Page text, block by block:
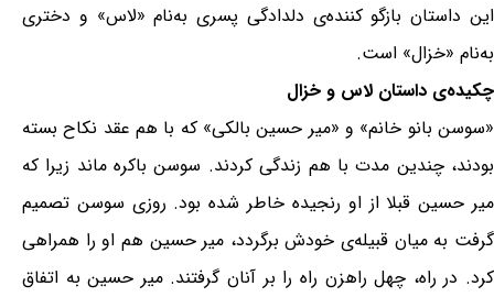
این داستان بازگو کننده‌ی دلدادگی پسری به‌نام «لاس» و دختری
به‌نام «خزال» است.
چکیده‌ی داستان لاس و خزال
«سوسن‌ بانو خانم»‌ و «میر حسین‌ بالکی»‌ که‌ با هم‌ عقد نکاح‌ بسته‌
بودند، چندین‌ مدت‌ با هم‌ زندگی‌ کردند. سوسن‌ باکره‌ ماند زیرا که‌
میر حسین‌ قبلا از او رنجیده‌ خاطر شده‌ بود. روزی‌ سوسن‌ تصمیم‌
گرفت‌ به‌ میان‌ قبیله‌ی‌ خودش‌ برگردد، میر حسین‌ هم‌ او را همراهی‌
کرد. در راه‌، چهل‌ راهزن‌ راه‌ را بر آنان‌ گرفتند. میر حسین‌ به‌ اتفاق